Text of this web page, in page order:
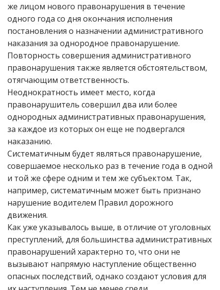
же лицом нового правонарушения в течение
одного года со дня окончания исполнения
постановления о назначении административного
наказания за однородное правонарушение.
Повторность совершения административного
правонарушения также является обстоятельством,
отягчающим ответственность.
Неоднократность имеет место, когда
правонарушитель совершил два или более
однородных административных правонарушения,
за каждое из которых он еще не подвергался
наказанию.
Систематичным будет являться правонарушение,
совершаемое несколько раз в течение года в одной
и той же сфере одним и тем же субъектом. Так,
например, систематичным может быть признано
нарушение водителем Правил дорожного
движения.
Как уже указывалось выше, в отличие от уголовных
преступлений, для большинства административных
правонарушений характерно то, что они не
вызывают напрямую наступление общественно
опасных последствий, однако создают условия для